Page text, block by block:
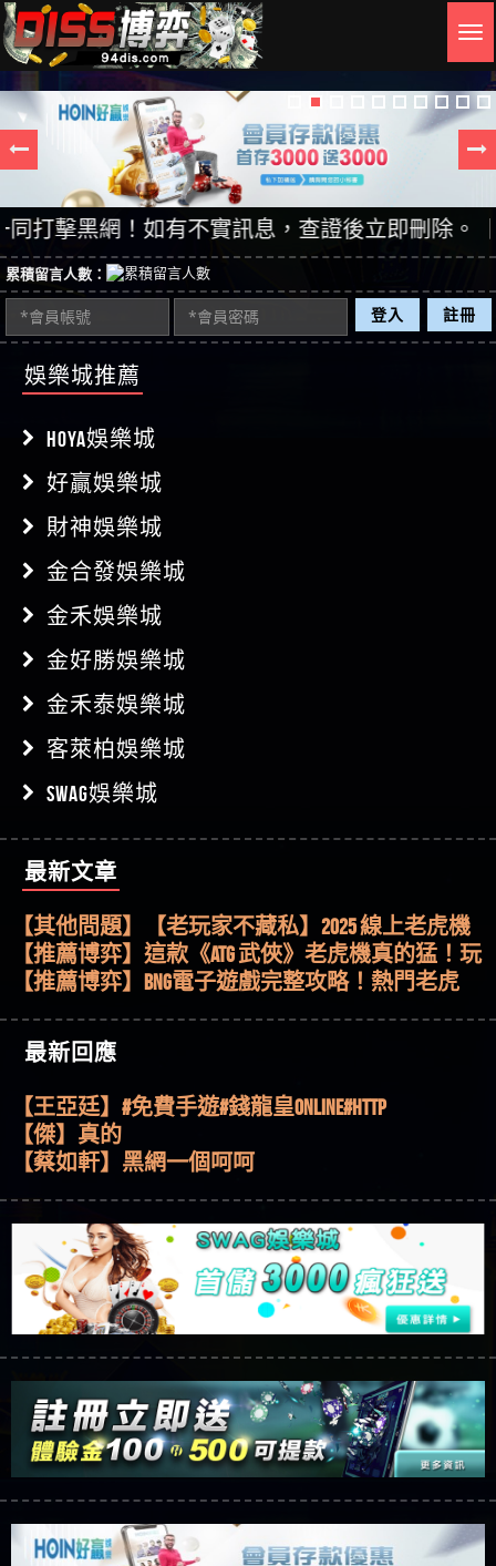
不實訊息，查證後立即刪除。【DISS博弈】唯一
累積留言人數：
登入 註冊
娛樂城推薦
HOYA娛樂城
好贏娛樂城
財神娛樂城
金合發娛樂城
金禾娛樂城
金好勝娛樂城
金禾泰娛樂城
客萊柏娛樂城
SWAG娛樂城
最新文章
【其他問題】用理性數據指路，開啟你的高回報
娛樂之旅
【其他問題】【老玩家不藏私】2025 線上老虎機
這樣挑！RTP、波動率和平台安全的全攻略！
【推薦博弈】這款《ATG 武俠》老虎機真的猛！玩
過才知道什麼叫超過3萬種中獎方式！
【推薦博弈】BNG電子遊戲完整攻略！熱門老虎
機、集鴻運玩法、獨家試玩一次看！
【其他問題】【2025】ATG試玩必看！戰神賽特
賴zg369」力智投資是不是詐騙 力智投資是真的嗎
力智投資是詐騙嗎 南部老翁還在癡迷力智投資高
回報獲利 請不要在匯款
【其他問題】 【遇天盛商行詐騙追回資金賴
zg369】天盛商行詐騙 天盛商行是不是詐騙 天盛商
行是真的嗎 天盛商行是詐騙嗎 被天盛商行詐騙一
招教你拿回
【其他問題】 受害者援助賴【zg369】退休老翁被
大戶e點靈詐騙痛不欲生 大戶e點靈是真的嗎 大戶e
點靈是不是詐騙 大戶e點靈是詐騙嗎 大戶e點靈無
法出金 （大戶e點靈）教你如何規避詐騙陷阱
【其他問題】 弘記投資詐騙持續收割國人中【免
費討回資金賴zg369】弘記投資是詐騙嗎 弘記投資
是不是詐騙 弘記投資是真的嗎 被弘記投資詐騙的
錢怎麼辦 本文教你如何拿回被騙資金
【其他問題】 被騙追回賴【zg369】KnTop利用新型
詐騙手法欺詐群眾 KnTop是真的嗎 KnTop是不是詐騙
KnTop是詐騙嗎 【KnTop】KnTop無法出金 被KnTop詐騙
的錢一招拿回
【其他問題】機台運算專案詐騙持續收割國人中
【免費討回資金賴zg369】機台運算專案是詐騙嗎
機台運算專案是不是詐騙 機台運算專案是真的嗎
被機台運算專案詐騙的錢怎麼辦 本文教你如何拿
回被騙資金
【其他問題】 Hoyabit詐騙持續收割國人中【免費
討回資金賴zg369】Hoyabit是詐騙嗎 Hoyabit是不是詐
騙 Hoyabit是真的嗎 被HoyabitHoyabit詐騙的錢怎麼辦
本文教你如何拿回被騙資金
【其他問題】KS.M多元化行銷詐騙持續收割國人
中【免費討回資金賴zg369】KS.M多元化行銷是詐
騙嗎 KS.M多元化行銷是不是詐騙 KS.M多元化行銷是
真的嗎 被KS.M多元化行銷詐騙的錢怎麼辦 本文教
你如何拿回被騙資金
【其他問題】免費追回賴「zg369」深度解析野原
家 Family & Love如何詐騙 野原家 Family & Love是不是詐
騙 野原家 Family & Love是真的嗎 野原家 Family & Love是
詐騙嗎 165多次通報野原家 Family & Love是詐騙平台
請遠離
【其他問題】元盈橋詐騙持續收割國人中【免費
討回資金賴zg369】元盈橋是詐騙嗎 元盈橋是不是
詐騙 元盈橋是真的嗎 被元盈橋詐騙的錢怎麼辦
本文教你如何拿回被騙資金
【其他問題】被騙追回賴【zg369】M.L.Edge利用新
型詐騙手法欺詐群眾 M.L.Edge是真的嗎 M.L.Edge是不
是詐騙 M.L.Edge是詐騙嗎 【M.L.Edge】M.L.Edge無法出
【其他問題】 Robinhood詐騙持續收割國人中【免
費討回資金賴zg369】Robinhood是詐騙嗎 Robinhood是
麼辦 本文教你如何拿回被騙資金
【其他問題】FLTO詐騙持續收割國人中【免費討回
真的嗎 被FLTO詐騙的錢怎麼辦 本文教你如何拿回
被騙資金
ALYWS詐騙家破人亡 ALYWS是真的嗎 ALYWS是不是詐騙
ALYWS是詐騙嗎 （ALYWS）無法出金 請小心群組暗椿
【其他問題】 一招教你揭秘新型詐騙手法 （受害
者免費援助賴zg369）當當詐騙 當當是不是詐騙 當
當是真的嗎 當當是詐騙嗎 六旬老婦深信當當高獲
利回報被騙的家破人亡
【其他問題】用理性數據指路，開啟你的高回報
娛樂之旅
【其他問題】【老玩家不藏私】2025 線上老虎機
這樣挑！RTP、波動率和平台安全的全攻略！
【推薦博弈】這款《ATG 武俠》老虎機真的猛！玩
過才知道什麼叫超過3萬種中獎方式！
【推薦博弈】BNG電子遊戲完整攻略！熱門老虎
機、集鴻運玩法、獨家試玩一次看！
【其他問題】【2025】ATG試玩必看！戰神賽特
最新回應
【傑】推代理真的好相處
【盧鴻傑】請問一下100多萬會出金嗎，有誰可以
回答
【王亞廷】LINE:kK605638
【傑】真的
【蔡如軒】黑網一個呵呵
【Wei】讚
【林伊依】爛死了拉贏錢直接鎖帳號可以去吃屎
【陳靜茹】推薦小畢，我也是小畢的會員～～
【黃家羭】推推
【AVA娛樂城】還會自己做假對話來毀謗欸哈哈哈
好厲
【陳順堪】黑網不出金
【黃伊珊】不推薦爛公司
【陳順堪】星匯娛樂城出金幾次後贏錢就不給出
金
【陳順堪】黑網出金幾次後贏了就不出金出
【玩運彩】
【asd】唬爛不出金黑網垃圾平台
【蘇俊曄】所以會出金嗎現在也是一樣的狀況
【侯依揚】廢物喔
【傑】推代理真的好相處